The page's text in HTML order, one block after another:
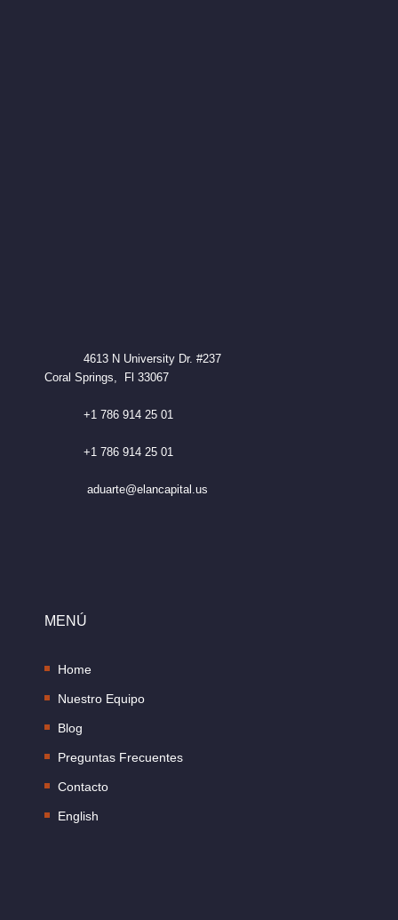
4613 N University Dr. #237
Coral Springs, Fl 33067
+1 786 914 25 01
+1 786 914 25 01
aduarte@elancapital.us
MENÚ
Home
Nuestro Equipo
Blog
Preguntas Frecuentes
Contacto
English